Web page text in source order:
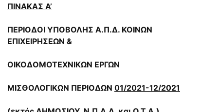
ΠΙΝΑΚΑΣ Α’
ΠΕΡΙΟΔΟΙ ΥΠΟΒΟΛΗΣ Α.Π.Δ. ΚΟΙΝΩΝ
ΕΠΙΧΕΙΡΗΣΕΩΝ &
ΟΙΚΟΔΟΜΟΤΕΧΝΙΚΩΝ ΕΡΓΩΝ
ΜΙΣΘΟΛΟΓΙΚΩΝ ΠΕΡΙΟΔΩΝ 01/2021-12/2021